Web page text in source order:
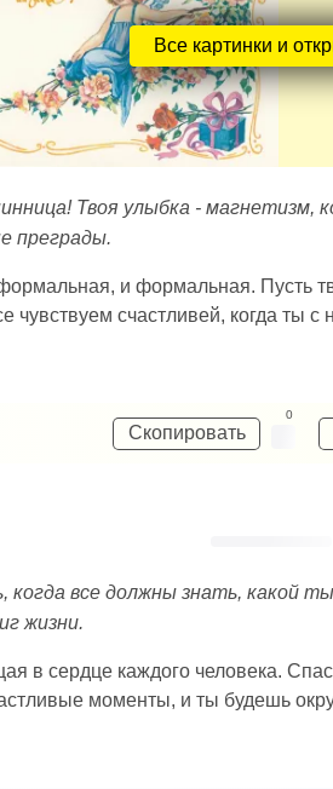
Все картинки и
Твоя улыбка - магнетизм,
преграды.
и формальная. Пусть
счастливей, когда ты с
Скопировать
0
все должны знать, какой
жизни.
в сердце каждого человека.
моменты, и ты будешь